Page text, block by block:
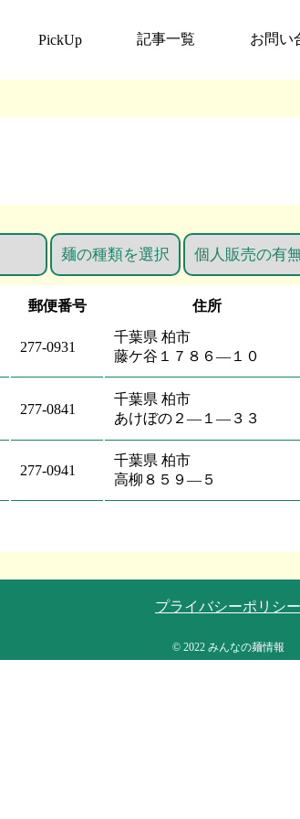
PickUp 記事一覧 お問い
郵便番号 住所
277-0931
千葉県 柏市
藤ケ谷１７８６―１０
277-0841
千葉県 柏市
あけぼの２―１―３３
277-0941
千葉県 柏市
高柳８５９―５
プライバシーポリシー
© 2022 みんなの麺情報